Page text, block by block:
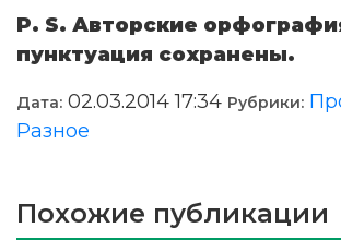
P. S. Авторские
пунктуация сохранены.
Дата: 02.03.2014 17:34 Рубрики:
Разное
Похожие публикации